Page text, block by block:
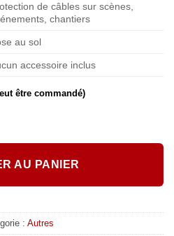
de câbles sur scènes,
chantiers
au sol
accessoire inclus
être commandé)
2W
AU PANIER
: Autres